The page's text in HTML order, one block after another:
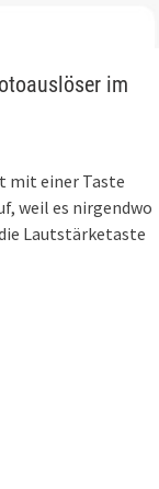
im
mit einer Taste
weil es nirgendwo
Lautstärketaste